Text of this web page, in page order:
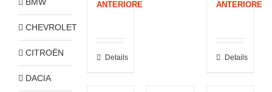
ANTERIORE
Details
ANTERIORE
Details
CHEVROLET
CITROËN
DACIA